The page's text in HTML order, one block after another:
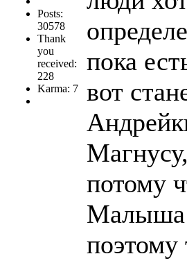
Posts:
30578
Thank
you
received:
228
Karma: 7
пока
вот
потому
Малыша
поэтому